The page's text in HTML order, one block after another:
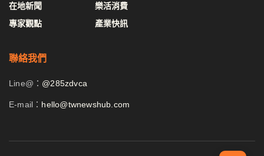
在地新聞
專家觀點
樂活消費
產業快訊
聯絡我們
Line@： @285zdvca
E-mail： hello@twnewshub.com